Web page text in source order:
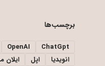
برچسب‌ها
ChatGpt
OpenAI
انویدیا
اپل ایلان